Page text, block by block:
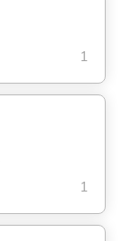
1
1